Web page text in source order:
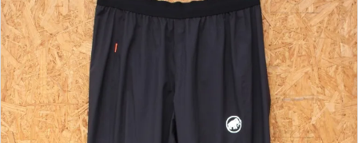
カテゴリーで選ぶ
サイズで選ぶ
特集で選ぶ
価格で選ぶ